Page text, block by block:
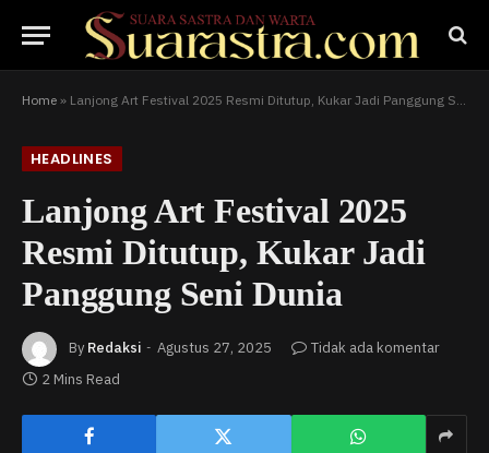
Home » Lanjong Art Festival 2025 Resmi Ditutup, Kukar Jadi Panggung Seni Dunia
HEADLINES
Lanjong Art Festival 2025
Resmi Ditutup, Kukar Jadi
Panggung Seni Dunia
By Redaksi Agustus 27, 2025
Tidak ada komentar
2 Mins Read